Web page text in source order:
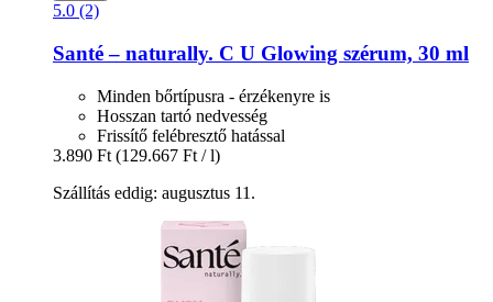
5.0 (2)
Santé – naturally. C U Glowing szérum, 30 ml
Minden bőrtípusra - érzékenyre is
Hosszan tartó nedvesség
Frissítő felébresztő hatással
3.890 Ft (129.667 Ft / l)
Szállítás eddig: augusztus 11.